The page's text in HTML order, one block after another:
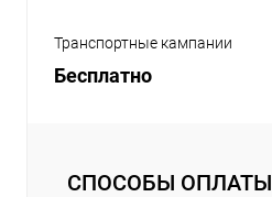
Транспортные кампании
Бесплатно
СПОСОБЫ ОПЛАТЫ